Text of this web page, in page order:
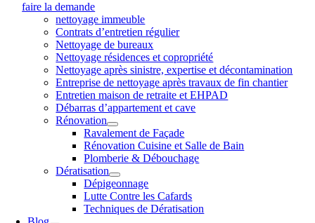
faire la demande
nettoyage immeuble
Contrats d’entretien régulier
Nettoyage de bureaux
Nettoyage résidences et copropriété
Nettoyage après sinistre, expertise et décontamination
Entreprise de nettoyage après travaux de fin chantier
Entretien maison de retraite et EHPAD
Débarras d’appartement et cave
Rénovation
Ravalement de Façade
Rénovation Cuisine et Salle de Bain
Plomberie & Débouchage
Dératisation
Dépigeonnage
Lutte Contre les Cafards
Techniques de Dératisation